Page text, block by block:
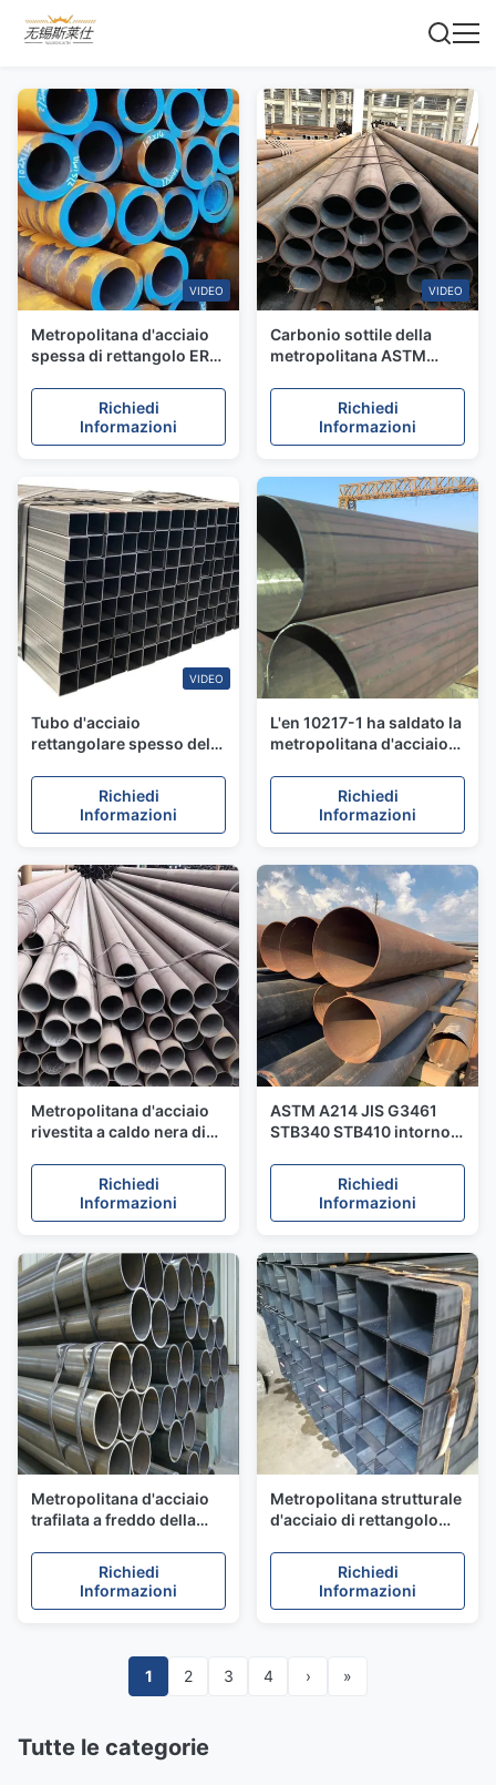
VIDEO
Metropolitana d'acciaio
spessa di rettangolo ERW
tubatura dell'acqua della
caldaia saldata E190
dell'en 10305-5
Richiedi
Informazioni
VIDEO
Carbonio sottile della
metropolitana ASTM
carbonio della parete
ERW ed il tubo di acciaio
legato per il trasporto del
Richiedi
Informazioni
VIDEO
Tubo d'acciaio
rettangolare spesso della
SHS/metropolitana
d'acciaio senza cuciture
per la struttura edile
Richiedi
Informazioni
L'en 10217-1 ha saldato la
metropolitana d'acciaio
temprata 6mm - 350mm
del tubo dell'acciaio
legato
Richiedi
Informazioni
Metropolitana d'acciaio
rivestita a caldo nera di
tubo di gas senza
cuciture saldato rivestito
Richiedi
Informazioni
ASTM A214 JIS G3461
STB340 STB410 intorno
350mm dei tubi d'acciaio
di ERW
Richiedi
Informazioni
Metropolitana d'acciaio
trafilata a freddo della
temprato ASTM A450
ASME SA450 dell'acciaio
legato
Richiedi
Informazioni
Metropolitana strutturale
d'acciaio di rettangolo
Q215 senza cuciture per
la costruzione coniata a
freddo
Richiedi
Informazioni
1 2 3 4 › »
Tutte le categorie